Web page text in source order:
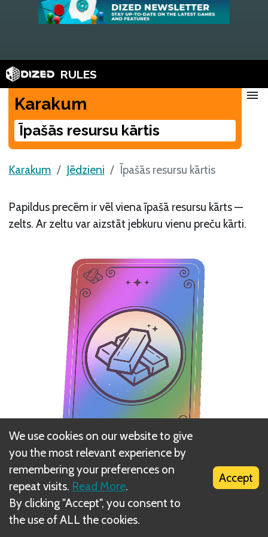
RULES
Karakum
Īpašās resursu kārtis
menu
Karakum Jēdzieni Īpašās resursu kārtis
Papildus precēm ir vēl viena īpašā resursu kārts —
zelts. Ar zeltu var aizstāt jebkuru vienu preču kārti.
Taču resursu vākšanas laikā spēlētājs var pacelt tikai
vienu atklātu zelta kārti un pēc tam nevar ņemt
papildu preču kārtis. Tātad spēlētājs nedrīkst pacelt
We use cookies on our website to give
you the most relevant experience by
remembering your preferences on
repeat visits. Read More.
By clicking "Accept", you consent to
the use of ALL the cookies.
Accept